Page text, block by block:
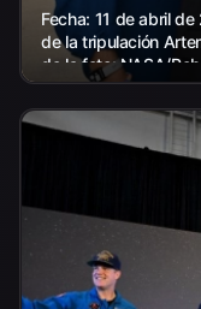
Fecha: 11 de abril
de la tripulación
de la foto: NASA/